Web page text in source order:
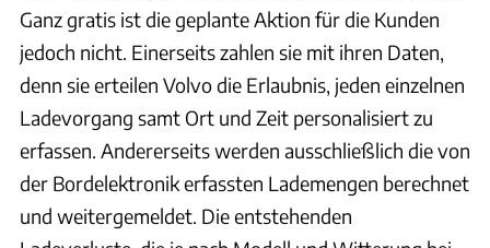
Ganz gratis ist die geplante Aktion für die Kunden
jedoch nicht. Einerseits zahlen sie mit ihren Daten,
denn sie erteilen Volvo die Erlaubnis, jeden einzelnen
Ladevorgang samt Ort und Zeit personalisiert zu
erfassen. Andererseits werden ausschließlich die von
der Bordelektronik erfassten Lademengen berechnet
und weitergemeldet. Die entstehenden